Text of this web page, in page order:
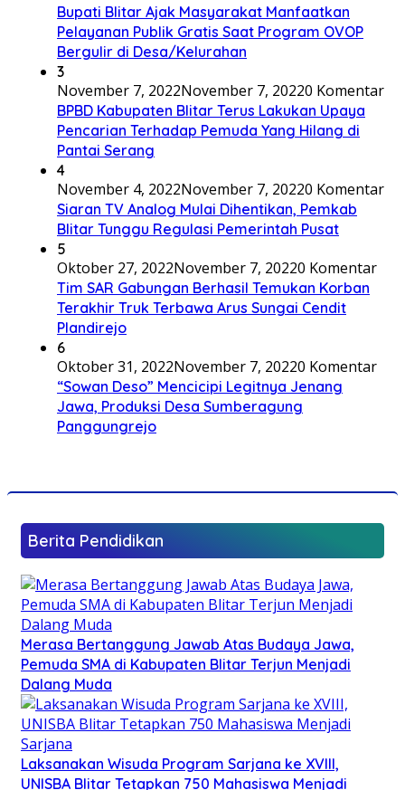
Bupati Blitar Ajak Masyarakat Manfaatkan
Pelayanan Publik Gratis Saat Program OVOP
Bergulir di Desa/Kelurahan
3
November 7, 2022November 7, 20220 Komentar
BPBD Kabupaten Blitar Terus Lakukan Upaya
Pencarian Terhadap Pemuda Yang Hilang di
Pantai Serang
4
November 4, 2022November 7, 20220 Komentar
Siaran TV Analog Mulai Dihentikan, Pemkab
Blitar Tunggu Regulasi Pemerintah Pusat
5
Oktober 27, 2022November 7, 20220 Komentar
Tim SAR Gabungan Berhasil Temukan Korban
Terakhir Truk Terbawa Arus Sungai Cendit
Plandirejo
6
Oktober 31, 2022November 7, 20220 Komentar
“Sowan Deso” Mencicipi Legitnya Jenang
Jawa, Produksi Desa Sumberagung
Panggungrejo
Berita Pendidikan
Merasa Bertanggung Jawab Atas Budaya Jawa,
Pemuda SMA di Kabupaten Blitar Terjun Menjadi
Dalang Muda
Laksanakan Wisuda Program Sarjana ke XVIII,
UNISBA Blitar Tetapkan 750 Mahasiswa Menjadi